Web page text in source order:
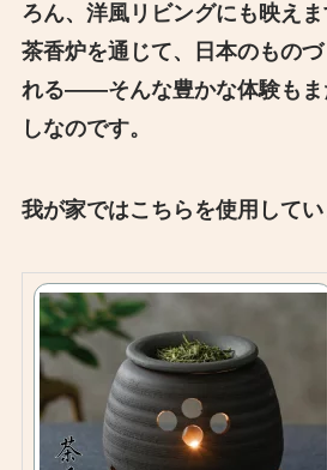
ろん、洋風リビングにも映えま
茶香炉を通じて、日本のもの
れる――そんな豊かな体験もま
しなのです。
我が家ではこちらを使用してい